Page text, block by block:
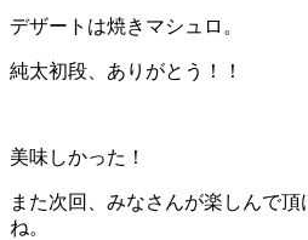
デザートは焼きマシュロ。
純太初段、ありがとう！！
美味しかった！
また次回、みなさんが楽しんで
ね。